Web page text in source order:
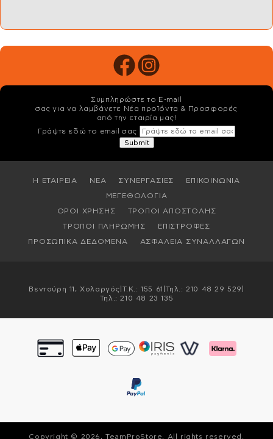
Συμπληρώστε το E-mail
σας για να λαμβάνετε Νέα προϊόντα & Προσφορές
από την εταιρία μας!
Γράψτε εδώ το email σας
Η ΕΤΑΙΡΕΙΑ ΝΕΑ ΣΥΝΕΡΓΑΣΙΕΣ ΕΠΙΚΟΙΝΩΝΙΑ
ΜΕΓΕΘΟΛΟΓΙΑ
ΟΡΟΙ ΧΡΗΣΗΣ ΤΡΟΠΟΙ ΑΠΟΣΤΟΛΗΣ
ΤΡΟΠΟΙ ΠΛΗΡΩΜΗΣ ΕΠΙΣΤΡΟΦΕΣ
ΠΡΟΣΩΠΙΚΑ ΔΕΔΟΜΕΝΑ ΑΣΦΑΛΕΙΑ ΣΥΝΑΛΛΑΓΩΝ
Βεντούρη 11, Χολαργός T.K.: 155 61 Τηλ.:210 48 29 529
Τηλ.:210 48 23 135
Copyright © 2026, TeamProStore, All rights reserved.